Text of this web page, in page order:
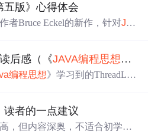
五版》心得体会
者Bruce Eckel的新作，针对Jav
后感（《JAVA编程思想 》的
编程思想》学习到的ThreadLoc
，指出带着问题学习是有效的
Java8》新增Java11和17内
读者的一点建议
，但内容深奥，不适合初学